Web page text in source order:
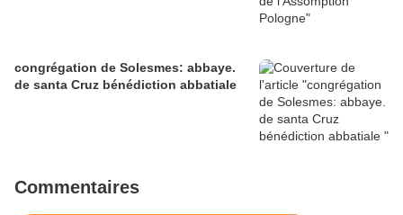
congrégation de Solesmes: abbaye.
de santa Cruz bénédiction abbatiale
Commentaires